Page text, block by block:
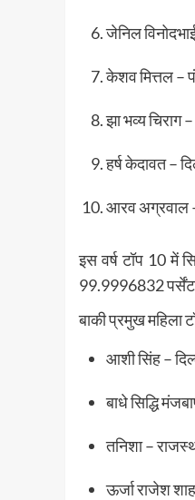
जेनिल
केशव मित्तल –
झा भव्य चिराग
हर्ष केदावत –
आरव अग्रवाल –
इस वर्ष टॉप 10 में
99.9996832
बाकी प्रमुख महिला
आशी सिंह –
बाधे सिद्धि
तनिशा –
ऊर्जा राजेश